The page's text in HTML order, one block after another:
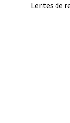
Lentes de